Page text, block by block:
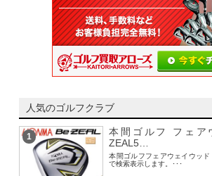
人気のゴルフクラブ
1
本間ゴルフ フェア
ZEAL5…
本間ゴルフフェアウェイウッ
で検索表示します。･･･